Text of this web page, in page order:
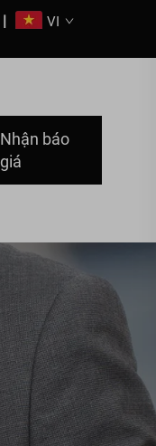
| VI
Nhận báo
giá